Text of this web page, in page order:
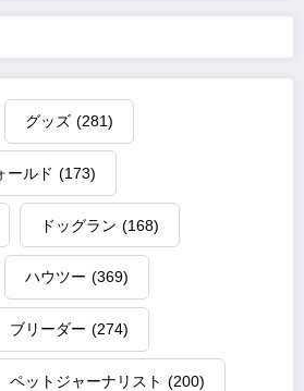
グッズ (281)
ールド (173)
ドッグラン (168)
ハウツー (369)
ブリーダー (274)
ペットジャーナリスト (200)